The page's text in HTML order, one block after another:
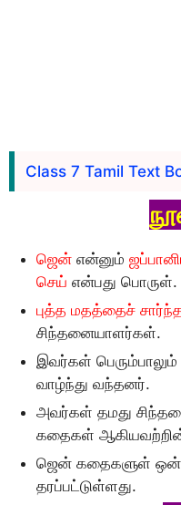
Class 7 Tamil Text
ஜென் என்னும்
செய் என்பது பொருள்.
புத்த மதத்தைச் சார்ந்த
சிந்தனையாளர்கள்.
இவர்கள் பெரும்பாலும்
வாழ்ந்து வந்தனர்.
அவர்கள் தமது
கதைகள்
ஜென் கதைகளுள்
தரப்பட்டுள்ளது.